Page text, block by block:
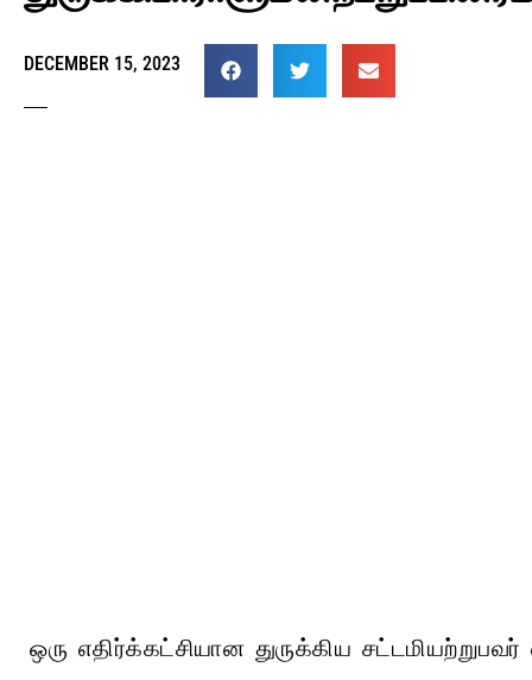
DECEMBER 15, 2023
ஒரு எதிர்க்கட்சியான துருக்கிய